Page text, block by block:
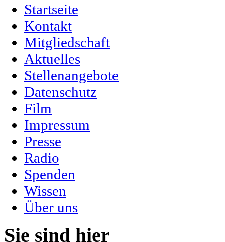
Startseite
Kontakt
Mitgliedschaft
Aktuelles
Stellenangebote
Datenschutz
Film
Impressum
Presse
Radio
Spenden
Wissen
Über uns
Sie sind hier